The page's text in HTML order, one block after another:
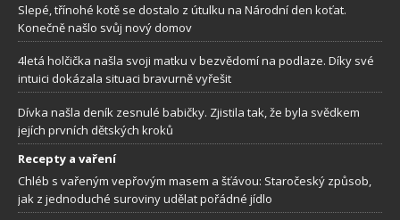
Slepé, třínohé kotě se dostalo z útulku na Národní den koťat.
Konečně našlo svůj nový domov
4letá holčička našla svoji matku v bezvědomí na podlaze. Díky své
intuici dokázala situaci bravurně vyřešit
Dívka našla deník zesnulé babičky. Zjistila tak, že byla svědkem
jejích prvních dětských kroků
Recepty a vaření
Chléb s vařeným vepřovým masem a šťávou: Staročeský způsob,
jak z jednoduché suroviny udělat pořádné jídlo